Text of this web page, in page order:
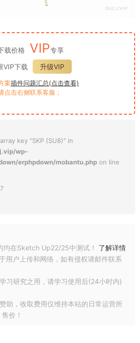
载价格 VIP专享
VIP下载
升级VIP
案插件问题汇总(点击查看)
点击右侧联系客服；
key "SKP (SU8)" in
wp-
erphpdown/mobantu.php on line
均在Sketch Up22/25中测试！ 了解详情
用户上传和网络，如有侵权请邮件联系
习研究之用，请学习使用后(24小时内)
助，收取费用仅维持本站的日常运营所
价！